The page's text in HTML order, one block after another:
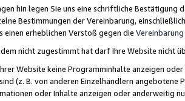
hin legen Sie uns eine schriftliche
Bestimmungen der Vereinbarung,
erheblichen Verstoß gegen die Vereinbarung
nicht zugestimmt hat darf Ihre Website nicht
Website keine Programminhalte anzeigen
(z. B. von anderen Einzelhändlern
oder Inhalte anzeigen oder anderweitig